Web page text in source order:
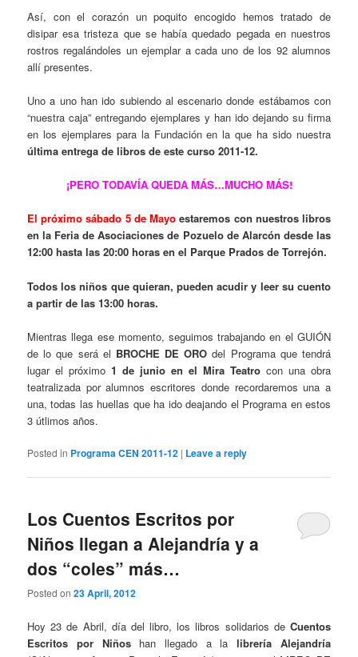
Así, con el corazón un poquito encogido hemos tratado de
disipar esa tristeza que se había quedado pegada en nuestros
rostros regalándoles un ejemplar a cada uno de los 92 alumnos
allí presentes.
Uno a uno han ido subiendo al escenario donde estábamos con
“nuestra caja” entregando ejemplares y han ido dejando su firma
en los ejemplares para la Fundación en la que ha sido nuestra
última entrega de libros de este curso 2011-12.
¡PERO TODAVÍA QUEDA MÁS…MUCHO MÁS!
El próximo sábado 5 de Mayo estaremos con nuestros libros
en la Feria de Asociaciones de Pozuelo de Alarcón desde las
12:00 hasta las 20:00 horas en el Parque Prados de Torrejón.
Todos los niños que quieran, pueden acudir y leer su cuento
a partir de las 13:00 horas.
Mientras llega ese momento, seguimos trabajando en el GUIÓN
de lo que será el BROCHE DE ORO del Programa que tendrá
lugar el próximo1 de junio en el Mira Teatrocon una obra
teatralizada por alumnos escritores donde recordaremos una a
una, todas las huellas que ha ido deajando el Programa en estos
3 útlimos años.
Posted in Programa CEN 2011-12 | Leave a reply
Los Cuentos Escritos por
Niños llegan a Alejandría y a
dos “coles” más…
Posted on23 April, 2012
Hoy 23 de Abril, día del libro, los libros solidarios deCuentos
Escritos por Niñoshan llegado a la librería Alejandría